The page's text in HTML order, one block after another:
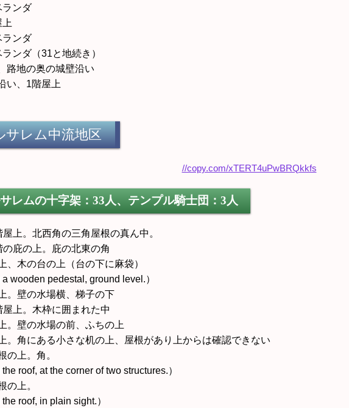
ランダ
ランダ
ンダ（31と地続き）
路地の奥の城壁沿い
い、1階屋上
サレム中流地区
レムの十字架：33人、テンプル騎士団：3人
屋上。北西角の三角屋根の真ん中。
の庇の上。庇の北東の角
、木の台の上（台の下に麻袋）
a wooden pedestal, ground level.）
。壁の水場横、梯子の下
屋上。木枠に囲まれた中
。壁の水場の前、ふちの上
。角にある小さな机の上、屋根があり上からは確認できない
の上。角。
the roof, at the corner of two structures.）
の上。
the roof, in plain sight.）